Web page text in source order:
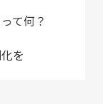
て何？
を